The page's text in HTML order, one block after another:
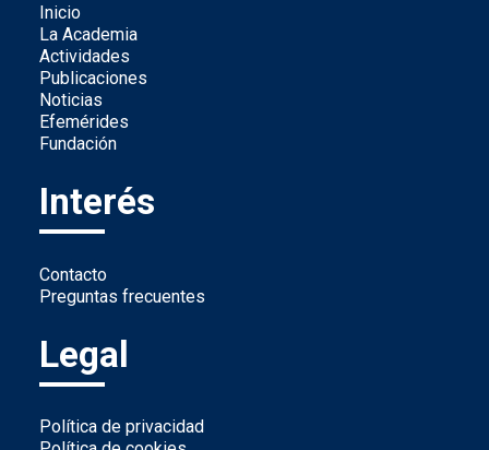
Inicio
La Academia
Actividades
Publicaciones
Noticias
Efemérides
Fundación
Interés
Contacto
Preguntas frecuentes
Legal
Política de privacidad